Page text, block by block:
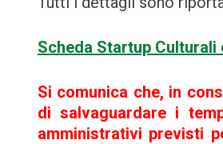
Scheda Startup Culturali
Si comunica che, in
di salvaguardare i
amministrativi previsti